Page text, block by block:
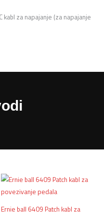
kabl za napajanje (za napajanje
Ernie ball 6409 Patch kabl za